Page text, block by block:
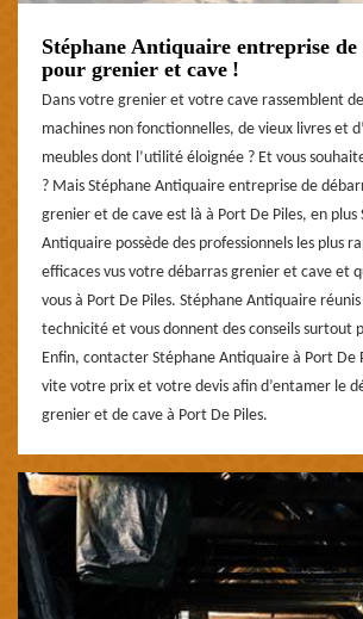
Stéphane Antiquaire entreprise
pour grenier et cave !
Dans votre grenier et votre cave rassemblent
machines non fonctionnelles, de vieux livres et
meubles dont l’utilité éloignée ? Et vous
? Mais Stéphane Antiquaire entreprise de
grenier et de cave est là à Port De Piles, en plus
Antiquaire possède des professionnels les plus
efficaces vus votre débarras grenier et cave et
vous à Port De Piles. Stéphane Antiquaire
technicité et vous donnent des conseils surtout
Enfin, contacter Stéphane Antiquaire à Port De
vite votre prix et votre devis afin d’entamer le
grenier et de cave à Port De Piles.